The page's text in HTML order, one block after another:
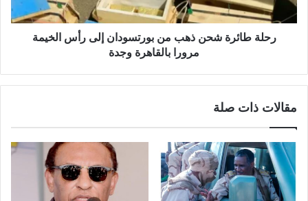
رأس
الخيمة
رحلة طائرة شحن ذهب من بورتسودان إلى رأس الخيمة
مرورا بالقاهرة وجدة
مقالات ذات صلة